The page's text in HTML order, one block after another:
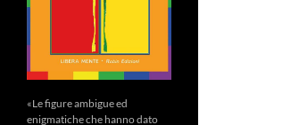
«Le figure ambigue ed
enigmatiche che hanno dato